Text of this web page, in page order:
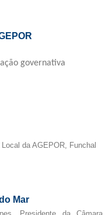
governativa
da AGEPOR, Funchal
Mar